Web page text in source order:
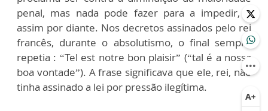
penal, mas nada pode fazer para a impedir, e
assim por diante. Nos decretos assinados pelo rei
francês, durante o absolutismo, o final sempre
repetia : “Tel est notre bon plaisir” (“tal é a nossa
boa vontade”). A frase significava que ele, rei, não
tinha assinado a lei por pressão ilegítima.